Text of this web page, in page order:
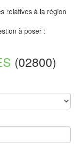
relatives à la région
à poser :
(02800)